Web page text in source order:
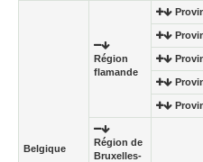
Belgique
Région
flamande
Région de
Bruxelles-